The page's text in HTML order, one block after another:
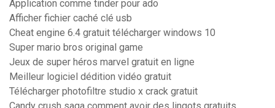
Application comme tinder pour ado
Afficher fichier caché clé usb
Cheat engine 6.4 gratuit télécharger windows 10
Super mario bros original game
Jeux de super héros marvel gratuit en ligne
Meilleur logiciel dédition vidéo gratuit
Télécharger photofiltre studio x crack gratuit